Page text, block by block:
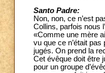
Santo Padre:
Non, non, ce n’est
Collins, parfois nous
«Comme une mère
vu que ce n’était
jugés. On prend la
Cet évêque doit être
pour un groupe